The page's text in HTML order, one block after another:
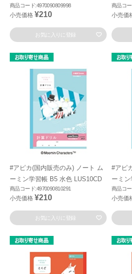
商品コード:4970090809998
小売価格 ¥210
お気に入りに登録
商品コ
小売価
#アピカ(国内販売のみ) ノート ム
ーミン学習帳 B5 水色 LUS10CD
商品コード:4970090810291
小売価格 ¥210
お気に入りに登録
#アピ
ーミ
商品コ
小売価